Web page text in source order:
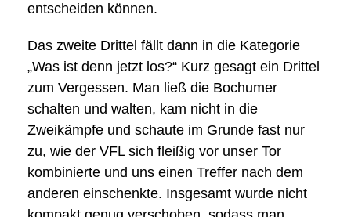
entscheiden können.
Das zweite Drittel fällt dann in die Kategorie
„Was ist denn jetzt los?“ Kurz gesagt ein Drittel
zum Vergessen. Man ließ die Bochumer
schalten und walten, kam nicht in die
Zweikämpfe und schaute im Grunde fast nur
zu, wie der VFL sich fleißig vor unser Tor
kombinierte und uns einen Treffer nach dem
anderen einschenkte. Insgesamt wurde nicht